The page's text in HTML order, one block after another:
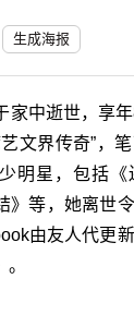
生成海报
家中逝世，享
文界传奇”，
明星，包括
》等，她离世
由友人代更